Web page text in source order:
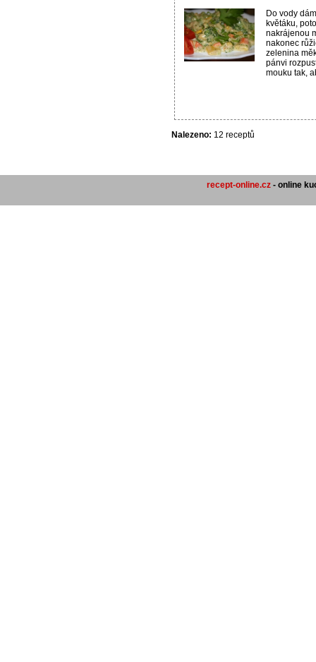
Do vody
květáku,
nakrájenou
nakonec
zelenina
pánvi
mouku tak,
Nalezeno: 12 receptů
recept-online.cz - online